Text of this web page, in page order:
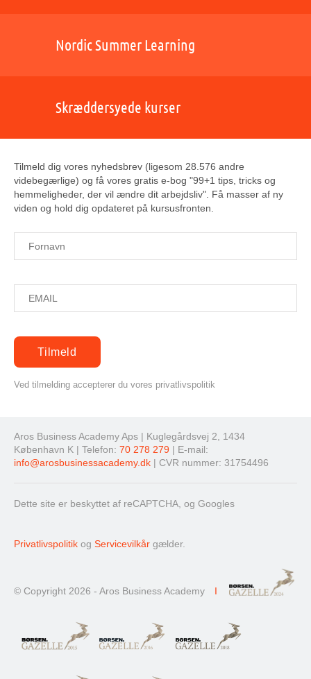
Nordic Summer Learning
Skræddersyede kurser
Tilmeld dig vores nyhedsbrev (ligesom 28.576 andre
videbegærlige) og få vores gratis e-bog "99+1 tips, tricks og
hemmeligheder, der vil ændre dit arbejdsliv". Få masser af ny
viden og hold dig opdateret på kursusfronten.
Ved tilmelding accepterer du vores privatlivspolitik
Aros Business Academy Aps | Kuglegårdsvej 2, 1434
København K | Telefon: 70 278 279 | E-mail:
info@arosbusinessacademy.dk | CVR nummer: 31754496
Dette site er beskyttet af reCAPTCHA, og Googles
Privatlivspolitik og Servicevilkår gælder.
© Copyright 2026 - Aros Business Academy I